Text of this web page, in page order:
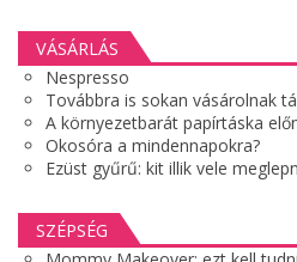
VÁSÁRLÁS
Nespresso
Továbbra is sokan vásárolnak
A környezetbarát papírtáska
Okosóra a mindennapokra?
Ezüst gyűrű: kit illik vele
SZÉPSÉG